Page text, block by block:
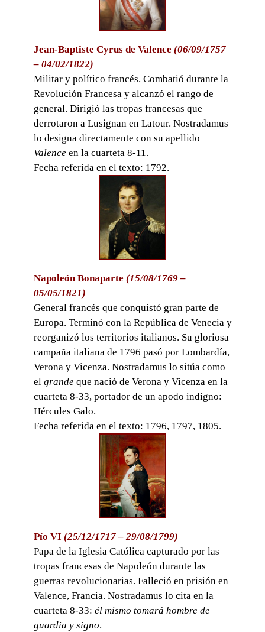
Jean-Baptiste Cyrus de Valence (06/09/1757
– 04/02/1822)
Militar y político francés. Combatió durante la
Revolución Francesa y alcanzó el rango de
general. Dirigió las tropas francesas que
derrotaron a Lusignan en Latour. Nostradamus
lo designa directamente con su apellido
Valenceen la cuarteta 8-11.
Fecha referida en el texto: 1792.
Napoleón Bonaparte (15/08/1769 –
05/05/1821)
General francés que conquistó gran parte de
Europa. Terminó con la República de Venecia y
reorganizó los territorios italianos. Su gloriosa
campaña italiana de 1796 pasó por Lombardía,
Verona y Vicenza. Nostradamus lo sitúa como
el grandeque nació de Verona y Vicenza en la
cuarteta 8-33, portador de un apodo indigno:
Hércules Galo.
Fecha referida en el texto: 1796, 1797, 1805.
Pío VI (25/12/1717 – 29/08/1799)
Papa de la Iglesia Católica capturado por las
tropas francesas de Napoleón durante las
guerras revolucionarias. Falleció en prisión en
Valence, Francia. Nostradamus lo cita en la
cuarteta 8-33: él mismo tomará hombre de
guardia y signo.